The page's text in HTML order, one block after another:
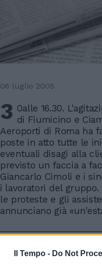
Il Tempo - Do Not
06 luglio 2005
3 0alle 16.30.
di Fiumicino e
Aeroporti di Roma ha
poste in atto tutte le
eventuali disagi alla
previsto un faccia a
Giancarlo Cimoli e i
i lavoratori del
le proteste e gli
annunciano già